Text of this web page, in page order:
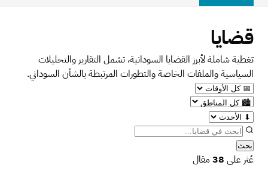
قضايا
تغطية شاملة لأبرز القضايا السودانية، تشمل التقارير والتحليلات
السياسية والملفات الخاصة والتطورات المرتبطة بالشأن السوداني.
بحث
عُثر على 38 مقال